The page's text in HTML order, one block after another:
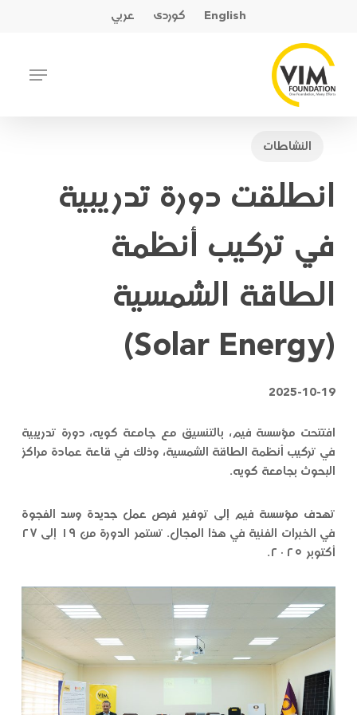
content
English کوردی عربي
Menu
النشاطات
انطلقت دورة تدريبية
في تركيب أنظمة
الطاقة الشمسية
(Solar Energy)
2025-10-19
افتتحت مؤسسة فيم، بالتنسيق مع جامعة كويه، دورة تدريبية
في تركيب أنظمة الطاقة الشمسية، وذلك في قاعة عمادة مراكز
البحوث بجامعة كويه.
تهدف مؤسسة فيم إلى توفير فرص عمل جديدة وسد الفجوة
في الخبرات الفنية في هذا المجال. تستمر الدورة من ١٩ إلى ٢٧
أكتوبر ٢٠٢٥.
Close
Menu